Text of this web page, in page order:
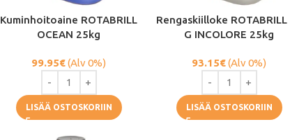
Kuminhoitoaine ROTABRILL
OCEAN 25kg
99.95€(Alv 0%)
LISÄÄ OSTOSKORIIN
Rengaskiilloke ROTABRILL
G INCOLORE 25kg
93.15€(Alv 0%)
LISÄÄ OSTOSKORIIN